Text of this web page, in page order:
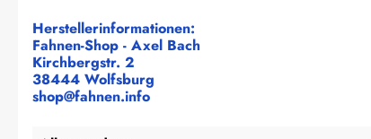
Herstellerinformationen:
Fahnen-Shop - Axel Bach
Kirchbergstr. 2
38444 Wolfsburg
shop@fahnen.info